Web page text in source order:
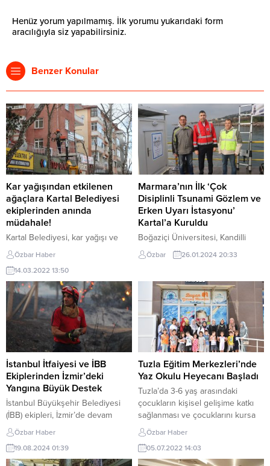
Henüz yorum yapılmamış. İlk yorumu yukarıdaki form
aracılığıyla siz yapabilirsiniz.
Benzer Konular
Kar yağışından etkilenen
ağaçlara Kartal Belediyesi
ekiplerinden anında
müdahale!
Kartal Belediyesi, kar yağışı ve
olumsuz hava koşullarına rağmen
ilçede çalışmalarını sürdürüyor.
Kartal Belediyesi Park ve
Bahçeler Müdürlüğü tarafından
ilçe genelinde kar yağışından
etkilenen ağaçlara da anında
müdahale ediliyor. Ekipler, hava
koşullarından dolayı ağaçlarda
oluşan tahribat ve olumsuzlukları
gideriyor. İstanbul’u etkisi altına
alan kar yağışı ve fırtına sonrası
ilçede çalışmalarını...
Özbar Haber
14.03.2022 13:50
Marmara’nın İlk ‘Çok
Disiplinli Tsunami Gözlem ve
Erken Uyarı İstasyonu’
Kartal’a Kuruldu
Boğaziçi Üniversitesi, Kandilli
Rasathanesi ve Deprem
Araştırma Enstitüsü (KRDAE)’nün
(IRAP) kapsamında Marmara
Denizi çevresi ve adalara kurmayı
planladığı ‘Çok Disiplinli Tsunami
Gözlem ve Erken Uyarı
İstasyonu’nun ilki, Kartal
Belediyesi’nin Dragos Su Sporları
İstasyonlarda yer alan gelişmiş
tsunami erken uyarı sistemleriyle
Marmara...
Özbar 26.01.2024 20:33
İstanbul İtfaiyesi ve İBB
Ekiplerinden İzmir’deki
Yangına Büyük Destek
İstanbul Büyükşehir Belediyesi
(İBB) ekipleri, İzmir’de devam
eden orman yangınına
müdahalede kritik bir rol
üstlenerek gece gündüz sahada
görev aldı. İstanbul İtfaiyesi’nin
Özbar Haber
19.08.2024 01:39
Tuzla Eğitim Merkezleri’nde
Yaz Okulu Heyecanı Başladı
Tuzla’da 3-6 yaş arasındaki
çocukların kişisel gelişime katkı
sağlanması ve çocuklarını kursa
getiren annelerin de kendi
alanlarında seçtikleri konular
üzerine eğitimler alabildikleri
Tuzla Belediyesi Anne Çocuk
Özbar Haber
05.07.2022 14:03